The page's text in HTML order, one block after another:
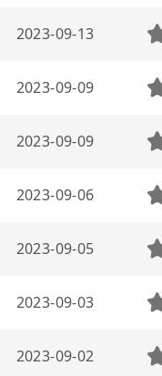
2023-09-13
2023-09-09
2023-09-09
2023-09-06
2023-09-05
2023-09-03
2023-09-02